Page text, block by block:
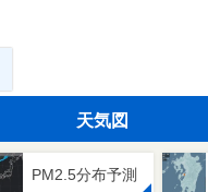
天気図
PM2.5分布予測